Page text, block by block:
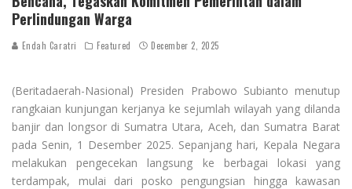
Perlindungan Warga
Endah Caratri Featured December 2, 2025
(Beritadaerah-Nasional) Presiden Prabowo Subianto menutup
rangkaian kunjungan kerjanya ke sejumlah wilayah yang dilanda
banjir dan longsor di Sumatra Utara, Aceh, dan Sumatra Barat
pada Senin, 1 Desember 2025. Sepanjang hari, Kepala Negara
melakukan pengecekan langsung ke berbagai lokasi yang
terdampak, mulai dari posko pengungsian hingga kawasan